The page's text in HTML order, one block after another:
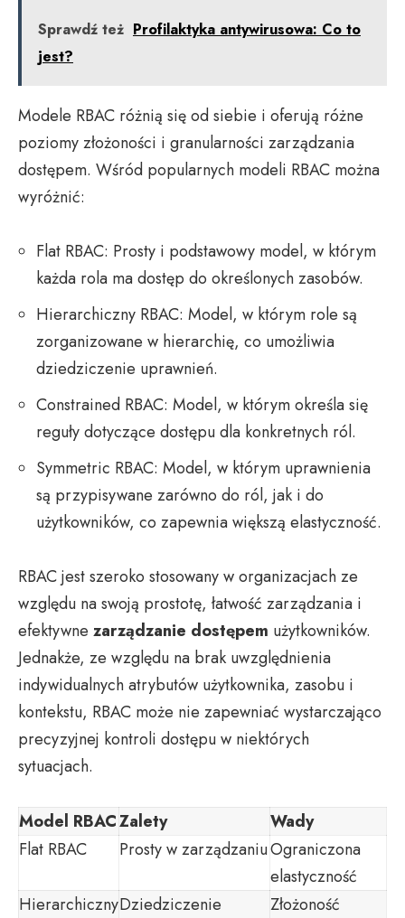
Sprawdź też Profilaktyka antywirusowa: Co to
jest?
Modele RBAC różnią się od siebie i oferują różne
poziomy złożoności i granularności zarządzania
dostępem. Wśród popularnych modeli RBAC można
wyróżnić:
Flat RBAC: Prosty i podstawowy model, w którym
każda rola ma dostęp do określonych zasobów.
Hierarchiczny RBAC: Model, w którym role są
zorganizowane w hierarchię, co umożliwia
dziedziczenie uprawnień.
Constrained RBAC: Model, w którym określa się
reguły dotyczące dostępu dla konkretnych ról.
Symmetric RBAC: Model, w którym uprawnienia
są przypisywane zarówno do ról, jak i do
użytkowników, co zapewnia większą elastyczność.
RBAC jest szeroko stosowany w organizacjach ze
względu na swoją prostotę, łatwość zarządzania i
efektywne zarządzanie dostępem użytkowników.
Jednakże, ze względu na brak uwzględnienia
indywidualnych atrybutów użytkownika, zasobu i
kontekstu, RBAC może nie zapewniać wystarczająco
precyzyjnej kontroli dostępu w niektórych
sytuacjach.
Model RBACZalety
Wady
Flat RBAC
Prosty w zarządzaniuOgraniczona
elastyczność
HierarchicznyDziedziczenie
Złożoność